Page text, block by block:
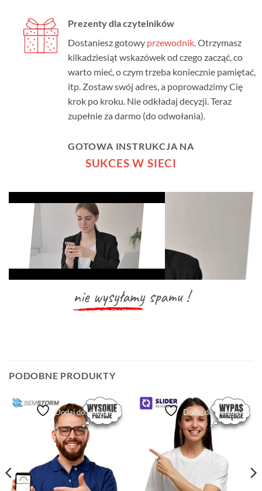
Prezenty dla czytelników
Dostaniesz gotowy przewodnik . Otrzymasz
kilkadziesiąt wskazówek od czego zacząć, co
warto mieć, o czym trzeba koniecznie pamiętać,
itp. Zostaw swój adres, a poprowadzimy Cię
krok po kroku. Nie odkładaj decyzji. Teraz
zupełnie za darmo (do odwołania).
nie wysyłamyspamu !
GOTOWA INSTRUKCJA NA
SUKCES W SIECI
PODOBNE PRODUKTY
Dodaj do ulubionych Dodaj do ulubionych